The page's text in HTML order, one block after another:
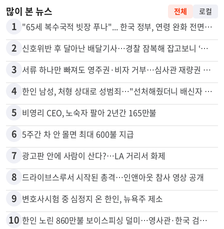
많이 본 뉴스 전체 로컬
1 "65세 복수국적 빗장 푸나"... 한국 정부, 연령 완화 전면 추진
2 신호위반 후 달아난 배달기사…경찰 잠복해 잡고보니 ‘반전’
3 서류 하나만 빠져도 영주권·비자 거부…심사관 재량권 대폭 확대
4 한인 남성, 처형 상대로 성범죄…"선처해줬더니 배신자 취급"
5 비영리 CEO, 노숙자 팔아 2년간 165만불
6 5주간 차 안 몰면 최대 600불 지급
7 광고판 안에 사람이 산다?…LA 거리서 화제
8 드라이브스루서 시작된 총격…인앤아웃 참사 영상 공개
9 변호사시험 중 심정지 온 한인, 뉴욕주 제소
10 한인 노린 860만불 보이스피싱 덜미…영사관·한국 검찰 사칭